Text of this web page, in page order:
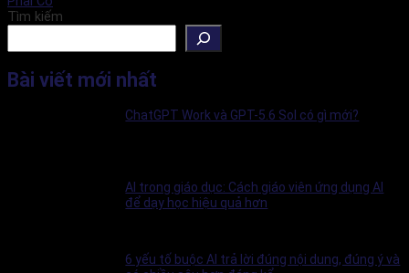
Tìm kiếm
Bài viết mới nhất
ChatGPT Work và GPT-5.6 Sol có gì mới?
AI trong giáo dục: Cách giáo viên ứng dụng AI
để dạy học hiệu quả hơn
6 yếu tố buộc AI trả lời đúng nội dung, đúng ý và